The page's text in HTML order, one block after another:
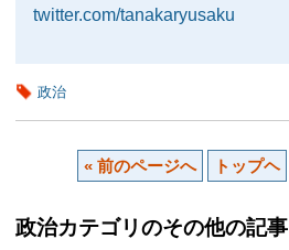
twitter.com/tanakaryusaku
政治
« 前のページへ トップヘ
政治カテゴリのその他の記事